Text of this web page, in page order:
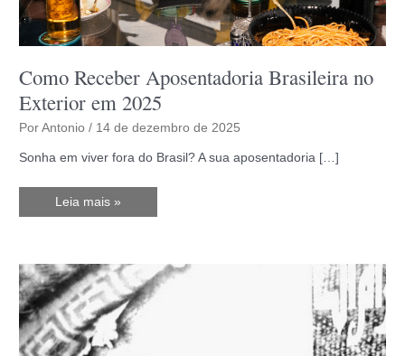
Como Receber Aposentadoria Brasileira no
Exterior em 2025
PorAntonio/ 14 de dezembro de 2025
Sonha em viver fora do Brasil? A sua aposentadoria […]
Como
em
2025
Leia mais »